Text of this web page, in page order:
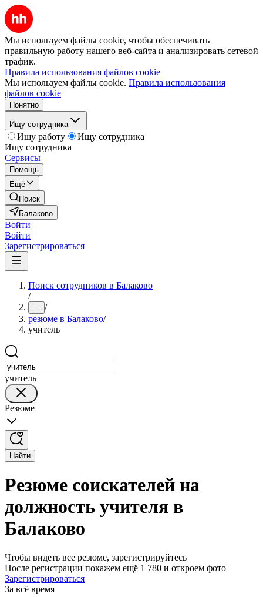
Мы используем файлы cookie, чтобы обеспечивать
правильную работу нашего веб-сайта и анализировать сетевой
трафик.
Правила использования файлов cookie
Мы используем файлы cookie. Правила использования
файлов cookie
Понятно
Ищу сотрудника
Ищу работу
Ищу сотрудника
Ищу сотрудника
Сервисы
Помощь
Ещё
Поиск
Балаково
Войти
Войти
Зарегистрироваться
Поиск сотрудников в Балаково
/
... /
резюме в Балаково/
учитель
учитель
Резюме
Найти
Резюме соискателей на
должность учителя в
Балаково
Чтобы видеть все резюме, зарегистрируйтесь
После регистрации покажем ещё 1 780 и откроем фото
Зарегистрироваться
За всё время